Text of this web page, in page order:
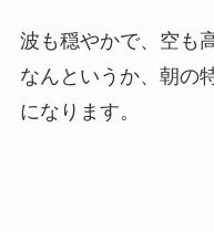
波も穏やかで、空も
なんというか、朝の
になります。